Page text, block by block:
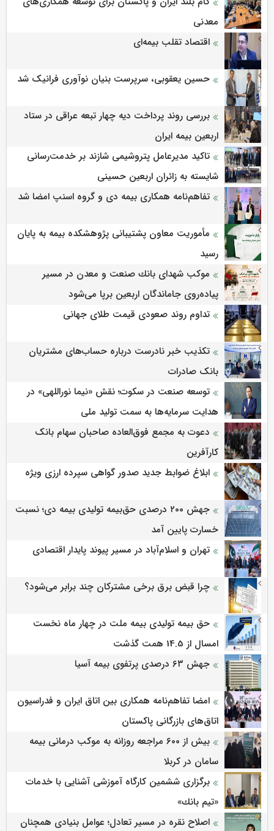
معدنی
اقتصاد تقلب بیمه‌ای
حسین یعقوبی، سرپرست بنیان نوآوری فرانیک شد
بررسی روند پرداخت دیه چهار تبعه عراقی در ستاد
اربعین بیمه ایران
تاکید مدیرعامل پتروشیمی شازند بر خدمت‌رسانی
شایسته به زائران اربعین حسینی
تفاهم‌نامه همکاری بیمه دی و گروه اسنپ امضا شد
مأموریت معاون پشتیبانی پژوهشكده بیمه به پایان
رسید
موكب شهدای بانك صنعت و معدن در مسیر
پیاده‌روی جاماندگان اربعین برپا می‌شود
تداوم روند صعودی قیمت طلای جهانی
تکذیب خبر نادرست درباره حساب‌های مشتریان
بانک صادرات
توسعه صنعت در سکوت؛ نقش «نیما نوراللهی» در
هدایت سرمایه‌ها به سمت تولید ملی
دعوت به مجمع فوق‌العاده صاحبان سهام بانک
کارآفرین
ابلاغ ضوابط جدید صدور گواهی سپرده ارزی ویژه
جهش ۲۰۰ درصدی حق‌بیمه تولیدی بیمه دی؛ نسبت
خسارت پایین آمد
تهران و اسلام‌آباد در مسیر پیوند پایدار اقتصادی
چرا قبض برق برخی مشترکان چند برابر می‌شود؟
حق بیمه تولیدی بیمه ملت در چهار ماه نخست
امسال از 14.5 همت گذشت
جهش ۶۳ درصدی پرتفوی بیمه آسیا
امضا تفاهم‌نامه همکاری بین اتاق ایران و فدراسیون
اتاق‌های بازرگانی پاکستان
بیش از ۶۰۰ مراجعه روزانه به موکب درمانی بیمه
سامان در کربلا
برگزاری ششمین كارگاه آموزشی آشنایی با خدمات
«تیم بانك»
اصلاح نقره در مسیر تعادل؛ عوامل بنیادی همچنان